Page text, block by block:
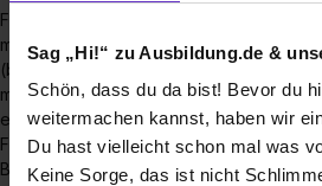
Sag „Hi!“ zu Ausbildung.de &
Schön, dass du da bist! Bevor du
weitermachen kannst, haben wir
Du hast vielleicht schon mal was
Keine Sorge, das ist nicht
Für eine Einstellung im
mindestens einen mittleren
(beziehungsweise einen als gleichwertig
mittleren Bildungsabschluss). Eine
einem höheren Bildungsabschluss
Fachhochschulreife oder ein als
Bildungsabschluss) möglich.